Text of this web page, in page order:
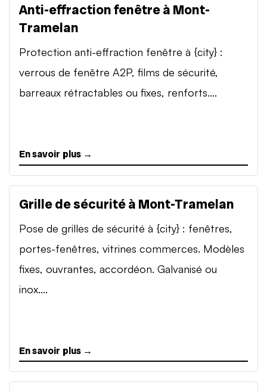
Anti-effraction fenêtre à Mont-
Tramelan
Protection anti-effraction fenêtre à {city} :
verrous de fenêtre A2P, films de sécurité,
barreaux rétractables ou fixes, renforts....
En savoir plus →
Grille de sécurité à Mont-Tramelan
Pose de grilles de sécurité à {city} : fenêtres,
portes-fenêtres, vitrines commerces. Modèles
fixes, ouvrantes, accordéon. Galvanisé ou
inox....
En savoir plus →